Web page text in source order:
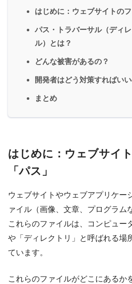
はじめに：ウェブサイトのフ
パス・トラバーサル（ディ
ル）とは？
どんな被害があるの？
開発者はどう対策すればいい
まとめ
はじめに：ウェブサイ
「パス」
ウェブサイトやウェブアプリケー
ァイル（画像、文章、プログラム
これらのファイルは、コンピュー
や「ディレクトリ」と呼ばれる場
ています。
これらのファイルがどこにあるか